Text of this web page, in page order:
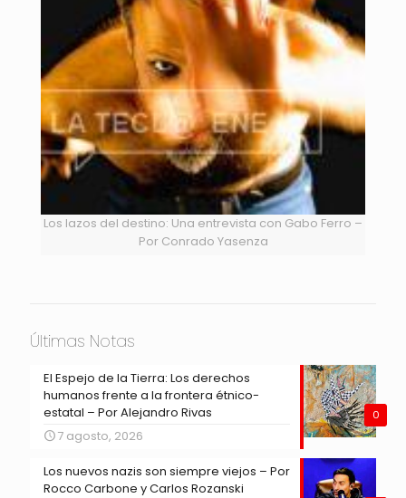
Los lazos del destino: Una entrevista con Gabo Ferro –
Por Conrado Yasenza
Últimas Notas
0
El Espejo de la Tierra: Los derechos
humanos frente a la frontera étnico-
estatal – Por Alejandro Rivas
7 agosto, 2026
Los nuevos nazis son siempre viejos – Por
Rocco Carbone y Carlos Rozanski